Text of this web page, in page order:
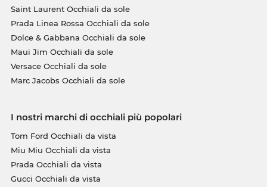
Saint Laurent Occhiali da sole
Prada Linea Rossa Occhiali da sole
Dolce & Gabbana Occhiali da sole
Maui Jim Occhiali da sole
Versace Occhiali da sole
Marc Jacobs Occhiali da sole
I nostri marchi di occhiali più popolari
Tom Ford Occhiali da vista
Miu Miu Occhiali da vista
Prada Occhiali da vista
Gucci Occhiali da vista